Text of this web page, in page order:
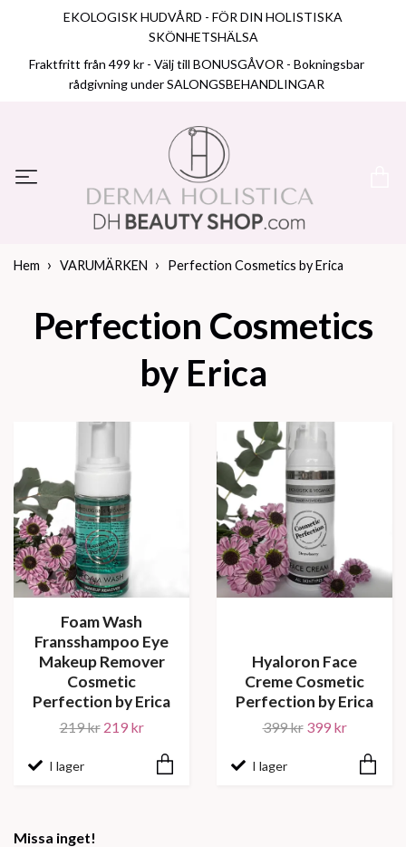
EKOLOGISK HUDVÅRD - FÖR DIN HOLISTISKA
SKÖNHETSHÄLSA
Fraktfritt från 499 kr - Välj till BONUSGÅVOR - Bokningsbar
rådgivning under SALONGSBEHANDLINGAR
Missa inget!
Hem VARUMÄRKEN Perfection Cosmetics by Erica
Perfection Cosmetics
by Erica
Foam Wash
Fransshampoo Eye
Makeup Remover
Cosmetic
Perfection by Erica
219 kr 219 kr
I lager
Hyaloron Face
Creme Cosmetic
Perfection by Erica
399 kr 399 kr
I lager